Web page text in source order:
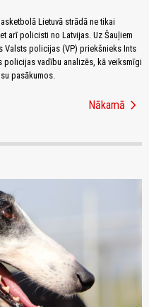
Lietuvā strādā ne tikai
arī policisti no Latvijas. Uz Šauļiem
Valsts policijas (VP) priekšnieks Ints
policijas vadību analizēs, kā veiksmīgi
pasākumos.
Nākamā chevron_right